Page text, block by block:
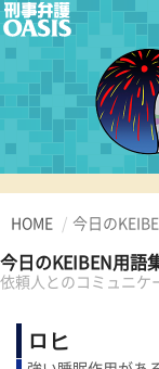
HOME 今日の
今日のKEIBEN用語
依頼人とのコミュニケ
ロヒ